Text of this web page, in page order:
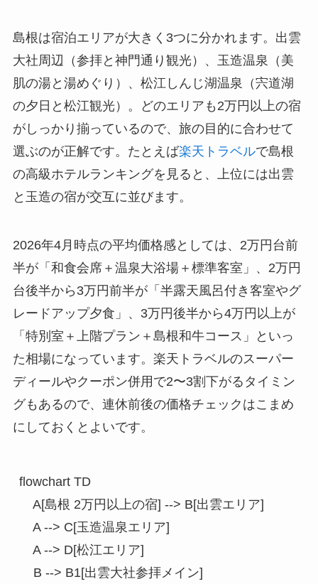
島根は宿泊エリアが大きく3つに分かれます。出雲
大社周辺（参拝と神門通り観光）、玉造温泉（美
肌の湯と湯めぐり）、松江しんじ湖温泉（宍道湖
の夕日と松江観光）。どのエリアも2万円以上の宿
がしっかり揃っているので、旅の目的に合わせて
選ぶのが正解です。たとえば楽天トラベルで島根
の高級ホテルランキングを見ると、上位には出雲
と玉造の宿が交互に並びます。
2026年4月時点の平均価格感としては、2万円台前
半が「和食会席＋温泉大浴場＋標準客室」、2万円
台後半から3万円前半が「半露天風呂付き客室やグ
レードアップ夕食」、3万円後半から4万円以上が
「特別室＋上階プラン＋島根和牛コース」といっ
た相場になっています。楽天トラベルのスーパー
ディールやクーポン併用で2〜3割下がるタイミン
グもあるので、連休前後の価格チェックはこまめ
にしておくとよいです。
flowchart TD
    A[島根 2万円以上の宿] --> B[出雲エリア]
    A --> C[玉造温泉エリア]
    A --> D[松江エリア]
    B --> B1[出雲大社参拝メイン]